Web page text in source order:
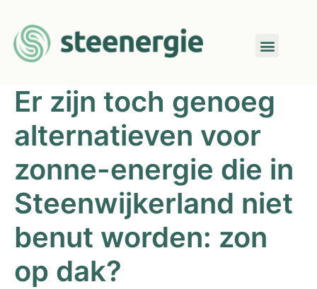
Er zijn toch genoeg
alternatieven voor
zonne-energie die in
Steenwijkerland niet
benut worden: zon
op dak?